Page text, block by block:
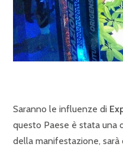
Saranno le influenze di
questo Paese è stata una
della manifestazione, sarà